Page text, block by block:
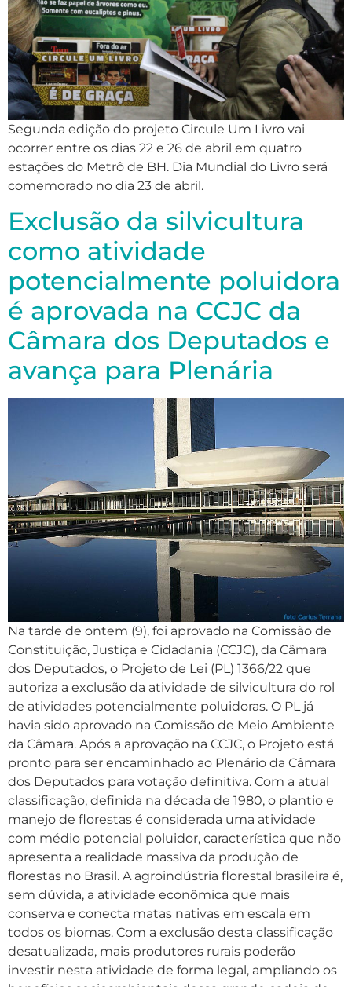
Segunda edição do projeto Circule Um Livro vai
ocorrer entre os dias 22 e 26 de abril em quatro
estações do Metrô de BH. Dia Mundial do Livro será
comemorado no dia 23 de abril.
Exclusão da silvicultura
como atividade
potencialmente poluidora
é aprovada na CCJC da
Câmara dos Deputados e
avança para Plenária
Na tarde de ontem (9), foi aprovado na Comissão de
Constituição, Justiça e Cidadania (CCJC), da Câmara
dos Deputados, o Projeto de Lei (PL) 1366/22 que
autoriza a exclusão da atividade de silvicultura do rol
de atividades potencialmente poluidoras. O PL já
havia sido aprovado na Comissão de Meio Ambiente
da Câmara. Após a aprovação na CCJC, o Projeto está
pronto para ser encaminhado ao Plenário da Câmara
dos Deputados para votação definitiva. Com a atual
classificação, definida na década de 1980, o plantio e
manejo de florestas é considerada uma atividade
com médio potencial poluidor, característica que não
apresenta a realidade massiva da produção de
florestas no Brasil. A agroindústria florestal brasileira é,
sem dúvida, a atividade econômica que mais
conserva e conecta matas nativas em escala em
todos os biomas. Com a exclusão desta classificação
desatualizada, mais produtores rurais poderão
investir nesta atividade de forma legal, ampliando os